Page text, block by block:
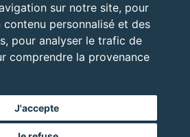
sur notre site, pour
personnalisé et des
pour analyser le trafic de
comprendre la provenance
J'accepte